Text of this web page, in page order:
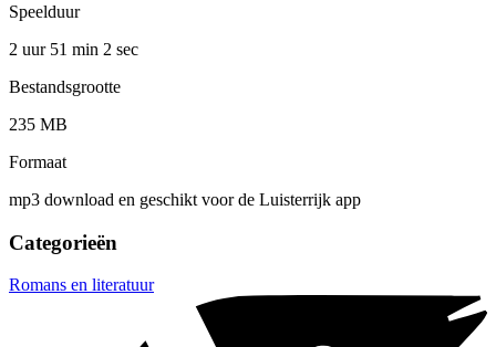
Speelduur
2 uur 51 min 2 sec
Bestandsgrootte
235 MB
Formaat
mp3 download en geschikt voor de Luisterrijk app
Categorieën
Romans en literatuur